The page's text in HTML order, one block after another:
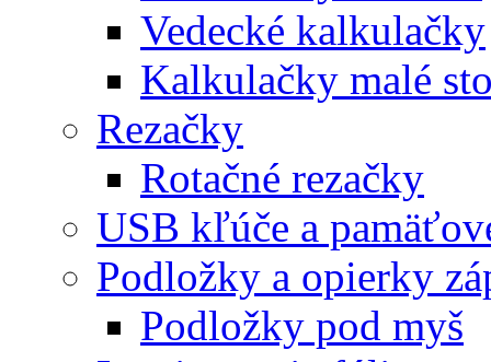
Vedecké kalkulačky
Kalkulačky malé
Rezačky
Rotačné rezačky
USB kľúče a
Podložky a opierky
Podložky pod myš